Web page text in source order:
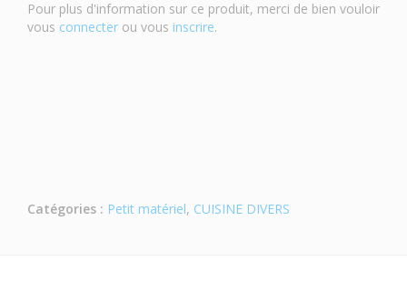
Pour plus d'information sur ce produit, merci de bien vouloir
vous connecter ou vous inscrire.
Catégories : Petit matériel, CUISINE DIVERS